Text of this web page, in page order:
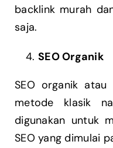
backlink murah
saja.
SEO Organik
SEO organik atau
metode klasik
digunakan untuk
SEO yang dimulai